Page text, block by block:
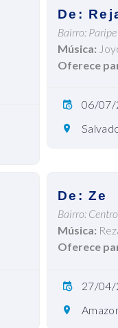
De:
Bairro: Paripe
Música:
Oferece
06/07/
De: Ze
Bairro: Centro
Música:
Oferece
27/04/